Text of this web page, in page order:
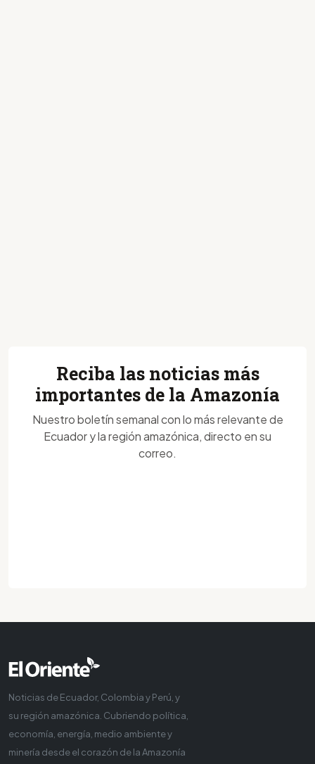
Reciba las noticias más
importantes de la Amazonía
Nuestro boletín semanal con lo más relevante de
Ecuador y la región amazónica, directo en su
correo.
Noticias de Ecuador, Colombia y Perú, y
su región amazónica. Cubriendo política,
economía, energía, medio ambiente y
minería desde el corazón de la Amazonía